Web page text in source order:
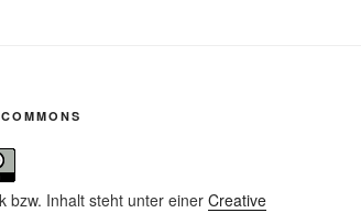
bzw. Inhalt steht unter einerCreative